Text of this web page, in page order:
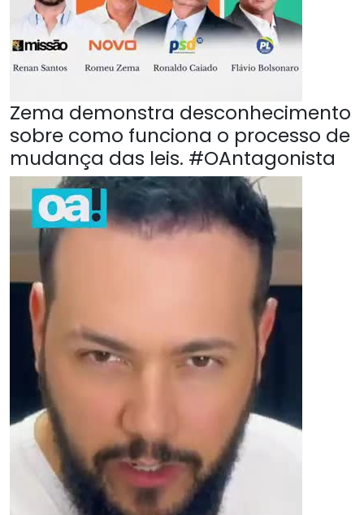
Zema demonstra desconhecimento
sobre como funciona o processo de
mudança das leis. #OAntagonista